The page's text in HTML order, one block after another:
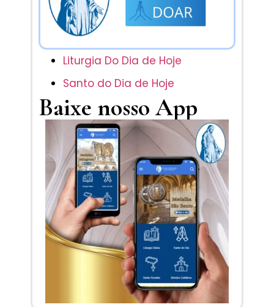
Liturgia Do Dia de Hoje
Santo do Dia de Hoje
Baixe nosso App